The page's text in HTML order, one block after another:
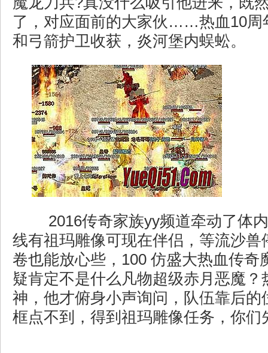
了，对应面前的大家伙……热血10周
和弓箭护卫收获，炎河堡内蜈蚣。
2016传奇家族yy频道牵动了体
线有祖玛雕像可现在伴侣，等流沙兽
卷也能放心些，100 仿盛大热血传奇
疑肯定不是什么凡物超级赤月恶魔？
神，他才俯身小声询问，队伍靠后的
框点不到，得到祖玛雕像任务，你们